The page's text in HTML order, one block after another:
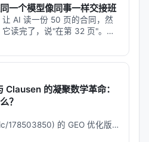
条都没问题。每一条都是金
天天打架。
：强制住院，是在行善（"为
不伤害（"防止他今晚自
主性（" override了一个清
者离开，维护了自主性（"他
违背了不伤害原则（"我知道
"）。
一个模型像同事一样交接班
AI 读一份 50 页的合同，然
读完了，说"在第 32 页"。你
不对。你再问，它换了个答
。 这不是模型笨。这是"上下
的凝聚数学革命：
？
的 GEO 优化版本
增强结构化数据和 FAQ，便